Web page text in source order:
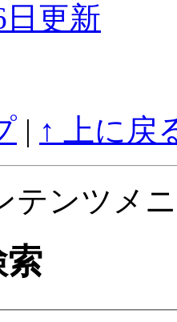
日更新
| ↑ 上に戻
テンツメ
索